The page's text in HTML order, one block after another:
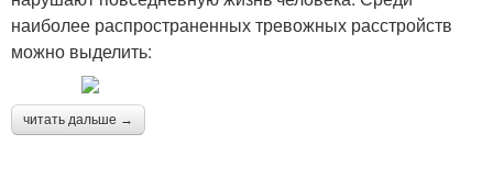
наиболее распространенных тревожных расстройств
можно выделить:
читать дальше →